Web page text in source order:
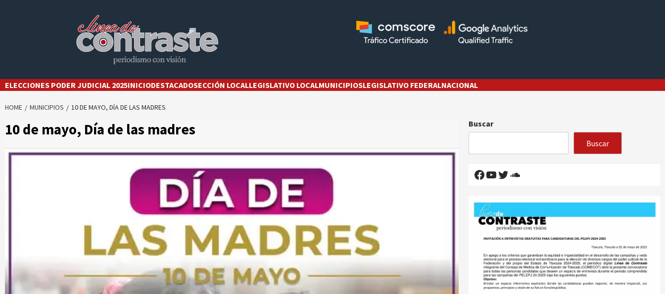
ELECCIONES PODER JUDICIAL 2025INICIODESTACADOSECCIÓN LOCALLEGISLATIVO LOCALMUNICIPIOSLEGISLATIVO FEDERALNACIONAL
HOME MUNICIPIOS 10 DE MAYO, DÍA DE LAS MADRES
10 de mayo, Día de las madres
Buscar
Buscar
Facebook
YouTube
Twitter
SoundCloud